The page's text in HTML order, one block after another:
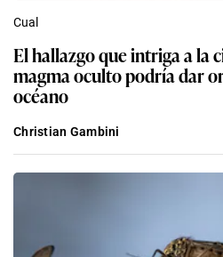
Cual
El hallazgo que intriga a la
magma oculto podría dar
océano
Christian Gambini